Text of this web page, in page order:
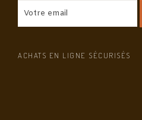
ACHATS EN LIGNE SÉCURISÉS